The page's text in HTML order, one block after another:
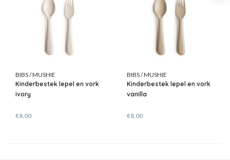
BIBS / MUSHIE
Kinderbestek lepel en vork
ivory
€8,00
BIBS / MUSHIE
Kinderbestek lepel en vork
vanilla
€8,00